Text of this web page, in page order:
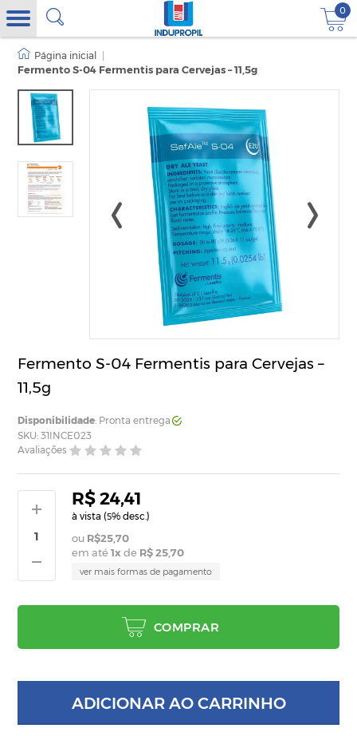
0
Fermento S-04 Fermentis para Cervejas – 11,5g
Fermento S-04 Fermentis para Cervejas –
11,5g
Disponibilidade: Pronta entrega
SKU: 31INCE023
Avaliações
R$ 24,41
à vista (5% desc.)
R$25,70
em até1x de R$ 25,70
ver mais formas de pagamento
COMPRAR
ADICIONAR AO CARRINHO